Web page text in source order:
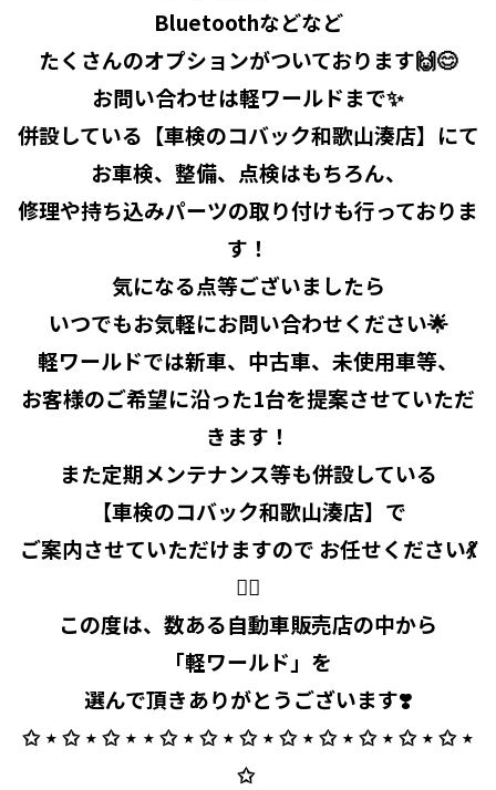
Bluetoothなどなど
たくさんのオプションがついております🙌😊
お問い合わせは軽ワールドまで✨
併設している【車検のコバック和歌山湊店】にて
お車検、整備、点検はもちろん、
修理や持ち込みパーツの取り付けも行っておりま
す！
気になる点等ございましたら
いつでもお気軽にお問い合わせください🌟
軽ワールドでは新車、中古車、未使用車等、
お客様のご希望に沿った1台を提案させていただ
きます！
また定期メンテナンス等も併設している
【車検のコバック和歌山湊店】で
ご案内させていただけますので お任せください💃
🧞‍♂️
この度は、数ある自動車販売店の中から
「軽ワールド」を
選んで頂きありがとうございます❣️
✩ ⋆ ✩ ⋆ ✩ ⋆ ⋆ ✩ ⋆ ✩ ⋆ ✩ ⋆ ✩ ⋆ ✩ ⋆ ✩ ⋆ ✩ ⋆ ✩ ⋆
✩ ⁡